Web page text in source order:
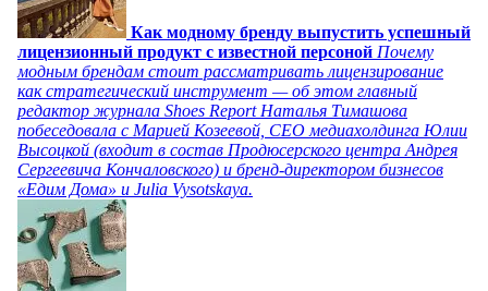
Как модному бренду выпустить успешный
лицензионный продукт с известной персоной Почему
модным брендам стоит рассматривать лицензирование
как стратегический инструмент — об этом главный
редактор журнала Shoes Report Наталья Тимашова
побеседовала с Марией Козеевой, СЕО медиахолдинга Юлии
Высоцкой (входит в состав Продюсерского центра Андрея
Сергеевича Кончаловского) и бренд-директором бизнесов
«Едим Дома» и Julia Vysotskaya.